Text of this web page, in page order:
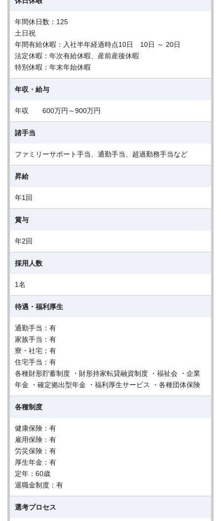
年間休日数：125
土日祝
年間有給休暇：入社半年経過時点10日 10日 ～ 20日
法定休暇：年次有給休暇、産前産後休暇
特別休暇：年末年始休暇
年収・給与
年収 600万円～900万円
諸手当
ファミリーサポート手当、通勤手当、超過勤務手当など
昇給
年1回
賞与
年2回
採用人数
1名
待遇・福利厚生
通勤手当：有
家族手当：有
寮・社宅：有
住宅手当：有
各種財形貯蓄制度 ・財形持家転貸融資制度 ・福祉会 ・企業
年金 ・確定拠出型年金 ・福利厚生サービス ・各種団体保険
各種制度
健康保険：有
雇用保険：有
労災保険：有
厚生年金：有
定年：60歳
退職金制度：有
選考プロセス